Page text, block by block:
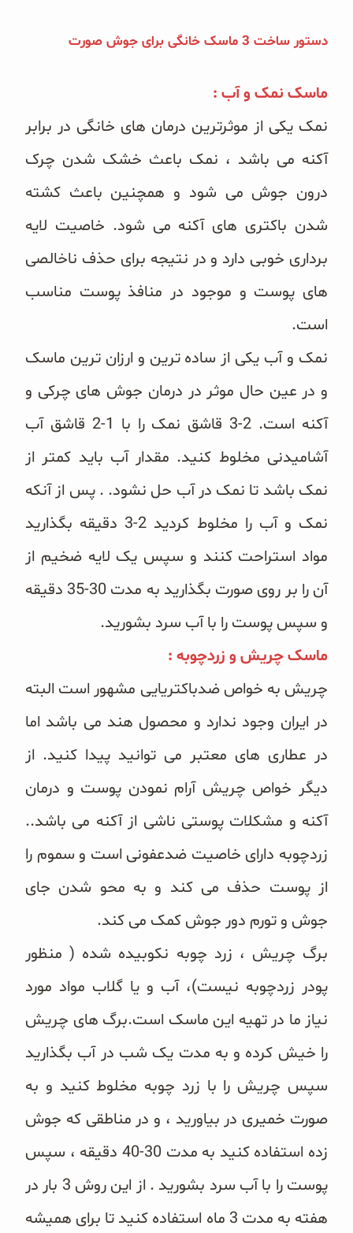
زیتون و روغن زیتون
غلات و دانه‌های سالم
صبحانه و میان وعده
سبوس و جوانه‌ها
وبلاگ
دستور ساخت 3 ماسک خانگی برای جوش صورت
ماسک نمک و آب :
نمک یکی از موثرترین درمان های خانگی در برابر
آکنه می باشد ، نمک باعث خشک شدن چرک
درون جوش می شود و همچنین باعث کشته
شدن باکتری های آکنه می شود. خاصیت لایه
برداری خوبی دارد و در نتیجه برای حذف ناخالصی
های پوست و موجود در منافذ پوست مناسب
است.
نمک و آب یکی از ساده ترین و ارزان ترین ماسک
و در عین حال موثر در درمان جوش های چرکی و
آکنه است. 2-3 قاشق نمک را با 1-2 قاشق آب
آشامیدنی مخلوط کنید. مقدار آب باید کمتر از
نمک باشد تا نمک در آب حل نشود. . پس از آنکه
نمک و آب را مخلوط کردید 2-3 دقیقه بگذارید
مواد استراحت کنند و سپس یک لایه ضخیم از
آن را بر روی صورت بگذارید به مدت 30-35 دقیقه
و سپس پوست را با آب سرد بشورید.
ماسک چریش و زردچوبه :
چریش به خواص ضدباکتریایی مشهور است البته
در ایران وجود ندارد و محصول هند می باشد اما
در عطاری های معتبر می توانید پیدا کنید. از
دیگر خواص چریش آرام نمودن پوست و درمان
آکنه و مشکلات پوستی ناشی از آکنه می باشد..
زردچوبه دارای خاصیت ضدعفونی است و سموم را
از پوست حذف می کند و به محو شدن جای
جوش و تورم دور جوش کمک می کند.
برگ چریش ، زرد چوبه نکوبیده شده ( منظور
پودر زردچوبه نیست)، آب و یا گلاب مواد مورد
نیاز ما در تهیه این ماسک است.برگ های چریش
را خیش کرده و به مدت یک شب در آب بگذارید
سپس چریش را با زرد چوبه مخلوط کنید و به
صورت خمیری در بیاورید ، و در مناطقی که جوش
زده استفاده کنید به مدت 30-40 دقیقه ، سپس
پوست را با آب سرد بشورید . از این روش 3 بار در
هفته به مدت 3 ماه استفاده کنید تا برای همیشه